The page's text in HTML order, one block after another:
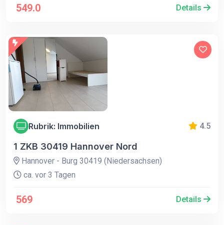
549.0 Details
Rubrik: Immobilien 4.5
1 ZKB 30419 Hannover Nord
Hannover - Burg 30419 (Niedersachsen)
ca. vor 3 Tagen
569 Details